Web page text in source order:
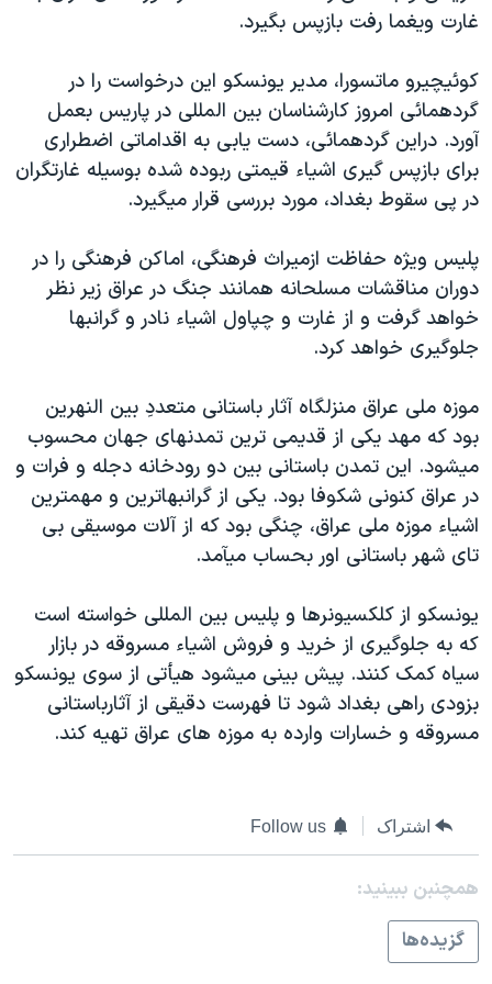
فرهنگ و زندگی
اقتصادی
علم و فناوری
اسرائیل در جنگ
آرشیو پخش زنده
مستندها
حمله جمهوری اسلامی به اسرائیل
رمز مهسا
ورزش زنان در ایران
مجموعه مستندهای دادخواهی
تریبونال مردمی آبان ۹۸
دادگاه حمید نوری
قانون شفافیت دارائی کادر رهبری ایران
اعتراضات مردمی آبان ۹۸
اسرائیل در جنگ
نرگس محمدی برنده جایزه نوبل صلح
صفحه‌های ویژه
سفر پرزیدنت ترامپ به چین
دنبال کنید
زبانهای مختلف
غارت ويغما رفت بازپس بگيرد.
کوئيچيرو ماتسورا، مدير يونسکو اين درخواست را در
گردهمائی امروز کارشناسان بين المللی در پاريس بعمل
آورد. دراين گردهمائی، دست يابی به اقداماتی اضطراری
برای بازپس گيری اشياء قيمتی ربوده شده بوسيله غارتگران
در پی سقوط بغداد، مورد بررسی قرار ميگيرد.
پليس ويژه حفاظت ازميراث فرهنگی، اماکن فرهنگی را در
دوران مناقشات مسلحانه همانند جنگ در عراق زير نظر
خواهد گرفت و از غارت و چپاول اشياء نادر و گرانبها
جلوگيری خواهد کرد.
موزه ملی عراق منزلگاه آثار باستانی متعددِ بين النهرين
بود که مهد يکی از قديمی ترين تمدنهای جهان محسوب
ميشود. اين تمدن باستانی بين دو رودخانه دجله و فرات و
در عراق کنونی شکوفا بود. يکی از گرانبهاترين و مهمترين
اشياء موزه ملی عراق، چنگی بود که از آلات موسيقی بی
تای شهر باستانی اور بحساب ميآمد.
يونسکو از کلکسيونرها و پليس بين المللی خواسته است
که به جلوگيری از خريد و فروش اشياء مسروقه در بازار
سياه کمک کنند. پيش بينی ميشود هيأتی از سوی يونسکو
بزودی راهی بغداد شود تا فهرست دقيقی از آثارباستانی
مسروقه و خسارات وارده به موزه های عراق تهيه کند.
اشتراک Follow us
همچنبن ببینید:
گزيده‌ها